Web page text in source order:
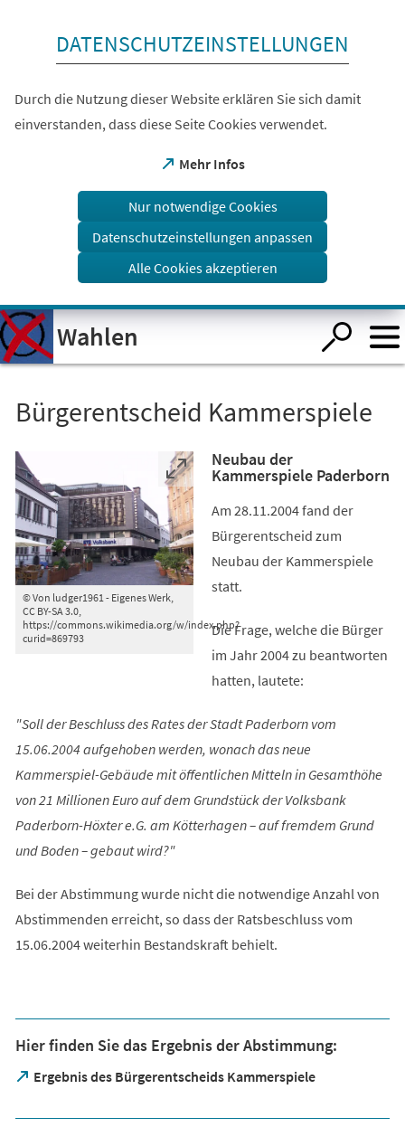
Visuelle
Assistenzsoftware
öffnen.
DATENSCHUTZEINSTELLUNGEN
Durch die Nutzung dieser Website erklären Sie sich damit
einverstanden, dass diese Seite Cookies verwendet.
Mehr Infos
(Öffnet
einem
Tab)
Nur notwendige Cookies
Datenschutzeinstellungen anpassen
Alle Cookies akzeptieren
Wahlen
Bürgerentscheid Kammerspiele
© Von ludger1961 - Eigenes Werk,
CC BY-SA 3.0,
https://commons.wikimedia.org/w/index.php?
curid=869793
Neubau der
Kammerspiele Paderborn
Am 28.11.2004 fand der
Bürgerentscheid zum
Neubau der Kammerspiele
statt.
Die Frage, welche die Bürger
im Jahr 2004 zu beantworten
hatten, lautete:
"Soll der Beschluss des Rates der Stadt Paderborn vom
15.06.2004 aufgehoben werden, wonach das neue
Kammerspiel-Gebäude mit öffentlichen Mitteln in Gesamthöhe
von 21 Millionen Euro auf dem Grundstück der Volksbank
Paderborn-Höxter e.G. am Kötterhagen – auf fremdem Grund
und Boden – gebaut wird?"
Bei der Abstimmung wurde nicht die notwendige Anzahl von
Abstimmenden erreicht, so dass der Ratsbeschluss vom
15.06.2004 weiterhin Bestandskraft behielt.
Hier finden Sie das Ergebnis der Abstimmung:
Ergebnis des Bürgerentscheids Kammerspiele
(Öffnet